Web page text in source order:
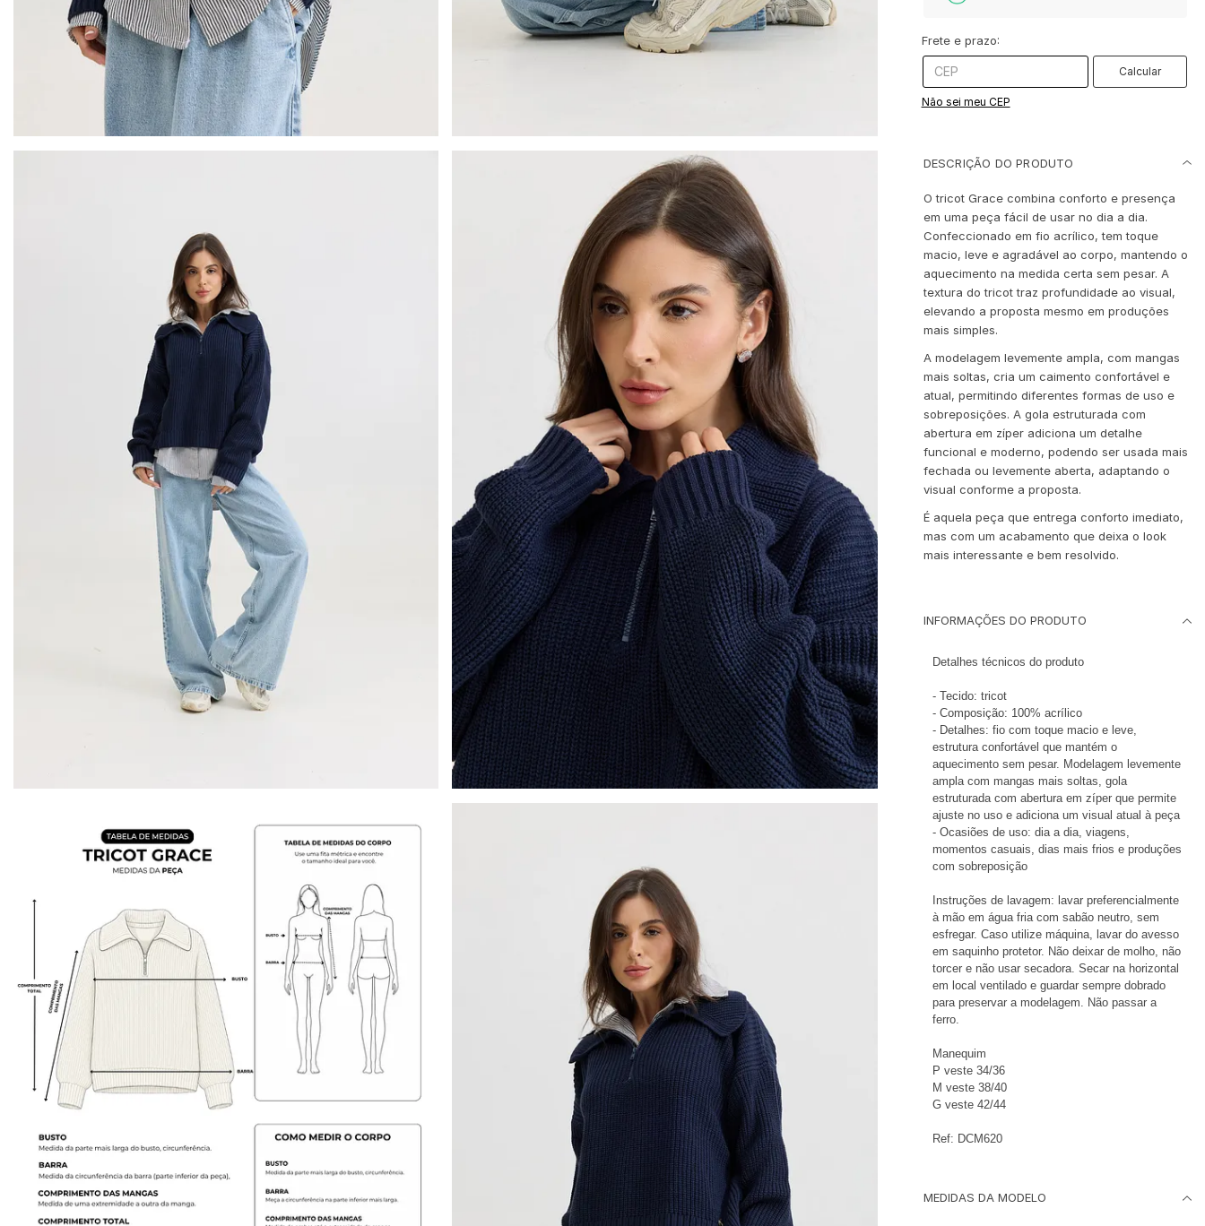
Frete e prazo:
Calcular
Não sei meu CEP
DESCRIÇÃO DO PRODUTO
O tricot Grace combina conforto e presença
em uma peça fácil de usar no dia a dia.
Confeccionado em fio acrílico, tem toque
macio, leve e agradável ao corpo, mantendo o
aquecimento na medida certa sem pesar. A
textura do tricot traz profundidade ao visual,
elevando a proposta mesmo em produções
mais simples.
A modelagem levemente ampla, com mangas
mais soltas, cria um caimento confortável e
atual, permitindo diferentes formas de uso e
sobreposições. A gola estruturada com
abertura em zíper adiciona um detalhe
funcional e moderno, podendo ser usada mais
fechada ou levemente aberta, adaptando o
visual conforme a proposta.
É aquela peça que entrega conforto imediato,
mas com um acabamento que deixa o look
mais interessante e bem resolvido.
INFORMAÇÕES DO PRODUTO
Detalhes técnicos do produto
- Tecido: tricot
- Composição: 100% acrílico
- Detalhes: fio com toque macio e leve,
estrutura confortável que mantém o
aquecimento sem pesar. Modelagem levemente
ampla com mangas mais soltas, gola
estruturada com abertura em zíper que permite
ajuste no uso e adiciona um visual atual à peça
- Ocasiões de uso: dia a dia, viagens,
momentos casuais, dias mais frios e produções
com sobreposição
Instruções de lavagem: lavar preferencialmente
à mão em água fria com sabão neutro, sem
esfregar. Caso utilize máquina, lavar do avesso
em saquinho protetor. Não deixar de molho, não
torcer e não usar secadora. Secar na horizontal
em local ventilado e guardar sempre dobrado
para preservar a modelagem. Não passar a
ferro.
Manequim
P veste 34/36
M veste 38/40
G veste 42/44
Ref: DCM620
MEDIDAS DA MODELO